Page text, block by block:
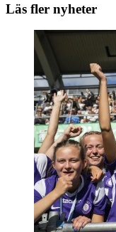
Läs fler nyheter